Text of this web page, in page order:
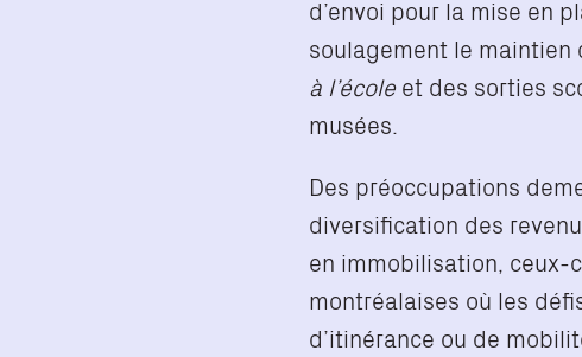
d’envoi pour la mise en
soulagement le maintien
à l’écoleet des sorties
musées.
Des préoccupations
diversification des
en immobilisation, ceux-
montréalaises où les
d’itinérance ou de